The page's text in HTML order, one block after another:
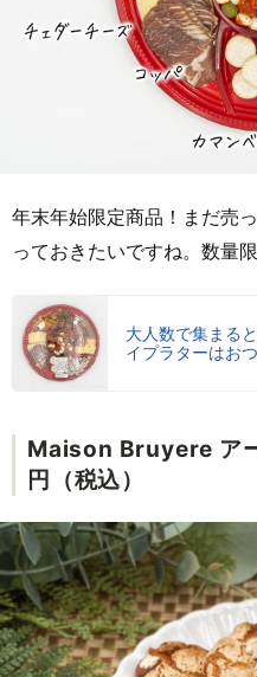
年末年始限定商品！まだ売
っておきたいですね。数量
大人数で集まる
イプラターはお
Maison Bruyere ア
円（税込）